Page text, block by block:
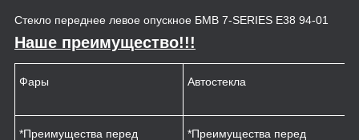
Стекло переднее левое опускное БМВ 7-SERIES E38 94-01
Наше преимущество!!!
Фары Автостекла
*Преимущества перед
*Преимущества перед